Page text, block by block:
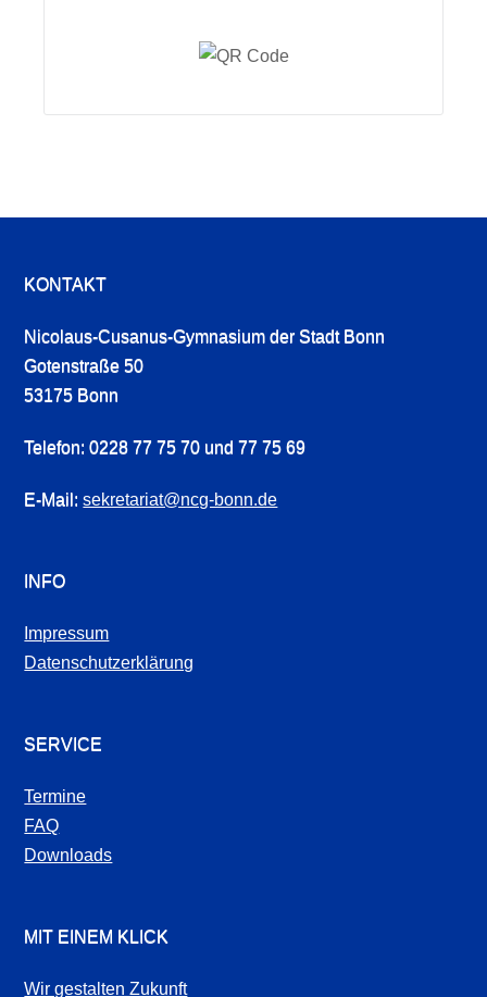
KONTAKT
Nicolaus-Cusanus-Gymnasium der Stadt Bonn
Gotenstraße 50
53175 Bonn
Telefon: 0228 77 75 70 und 77 75 69
E-Mail:sekretariat@ncg-bonn.de
INFO
Impressum
Datenschutzerklärung
SERVICE
Termine
FAQ
Downloads
MIT EINEM KLICK
Wir gestalten Zukunft